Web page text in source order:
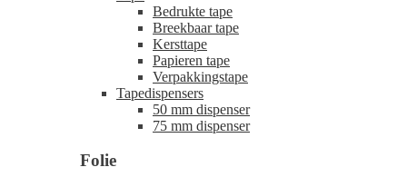
Bedrukte tape
Breekbaar tape
Kersttape
Papieren tape
Verpakkingstape
Tapedispensers
50 mm dispenser
75 mm dispenser
Folie